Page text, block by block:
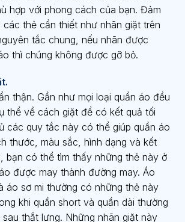
hợp với phong cách của bạn. Đảm
thẻ cần thiết như nhãn giặt trên
tắc chung, nếu nhãn được
thì chúng không được gỡ bỏ.
thận. Gần như mọi loại quần áo đều
thể về cách giặt để có kết quả tối
các quy tắc này có thể giúp quần áo
thước, màu sắc, hình dạng và kết
bạn có thể tìm thấy những thẻ này ở
được may thành đường may. Áo
áo sơ mi thường có những thẻ này
khi quần short và quần dài thường
thắt lưng. Những nhãn giặt này